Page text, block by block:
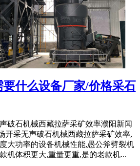
什么设备厂家/价格采石
破石机械西藏拉萨采矿效率濮阳新闻
开采无声破石机械西藏拉萨采矿效率,
大功率的设备机械性能,愚公斧劈裂机
机体积更大,重量更重,是的老款机...